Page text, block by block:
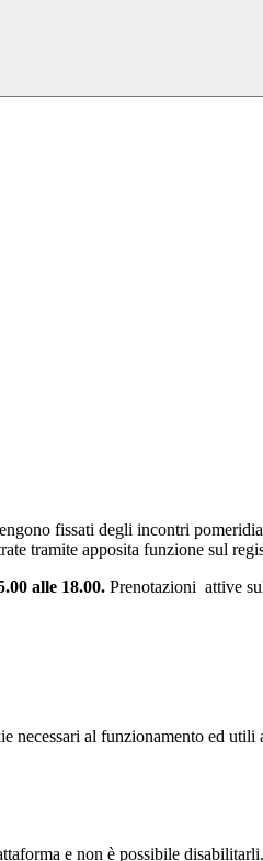
fissati degli incontri
tramite apposita funzione sul
alle 18.00. Prenotazioni attive
necessari al funzionamento ed utili
e non è possibile disabilitarli.